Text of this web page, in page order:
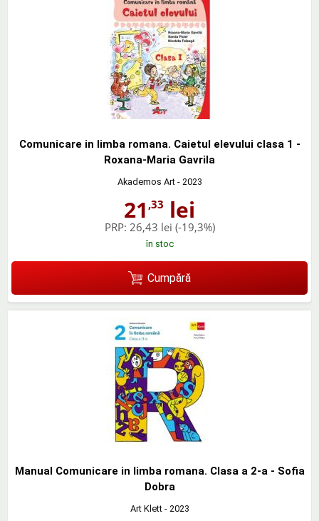
Comunicare in limba romana. Caietul elevului clasa 1 -
Roxana-Maria Gavrila
Akademos Art- 2023
21 ,33 lei
PRP: 26,43 lei (-19,3%)
în stoc
Cumpără
Manual Comunicare in limba romana. Clasa a 2-a - Sofia
Dobra
Art Klett- 2023